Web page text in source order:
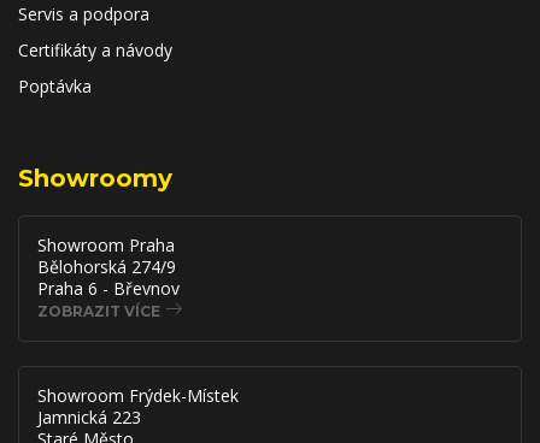
Servis a podpora
Certifikáty a návody
Poptávka
Showroomy
Showroom Praha
Bělohorská 274/9
Praha 6 - Břevnov
ZOBRAZIT VÍCE
Showroom Frýdek-Místek
Jamnická 223